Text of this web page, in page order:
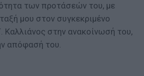
των προτάσεών του, με
μου στον συγκεκριμένο
Καλλιάνος στην ανακοίνωσή του,
απόφασή του.